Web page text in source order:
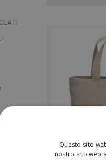
Questo sito
nostro sito web